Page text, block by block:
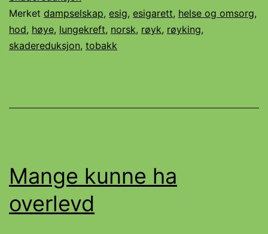
Merket dampselskap, esig, esigarett, helse og omsorg,
hod, høye, lungekreft, norsk, røyk, røyking,
skadereduksjon, tobakk
Mange kunne ha
overlevd